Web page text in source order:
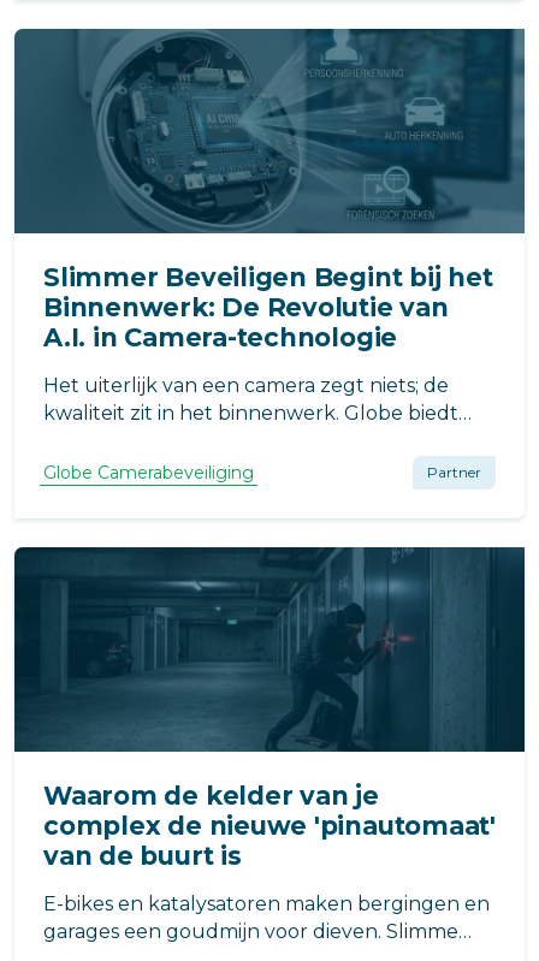
privacy en bewijslast.
Slimmer Beveiligen Begint bij het
Binnenwerk: De Revolutie van
A.I. in Camera-technologie
Het uiterlijk van een camera zegt niets; de
kwaliteit zit in het binnenwerk. Globe biedt
voertuigherkenning. Dankzij hoogwaardige
sensoren vindt u incidenten razendsnel terug
in haarscherp beeld.
Globe Camerabeveiliging Partner
Waarom de kelder van je
complex de nieuwe 'pinautomaat'
van de buurt is
E-bikes en katalysatoren maken bergingen en
garages een goudmijn voor dieven. Slimme